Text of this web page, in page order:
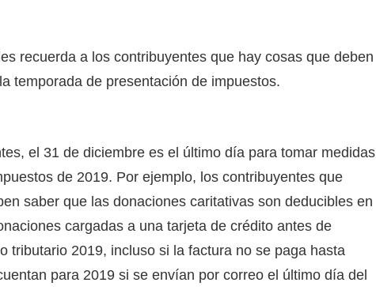
recuerda a los contribuyentes que hay cosas que deben
temporada de presentación de impuestos.
el 31 de diciembre es el último día para tomar medidas
de 2019. Por ejemplo, los contribuyentes que
saber que las donaciones caritativas son deducibles en
cargadas a una tarjeta de crédito antes de
tributario 2019, incluso si la factura no se paga hasta
para 2019 si se envían por correo el último día del